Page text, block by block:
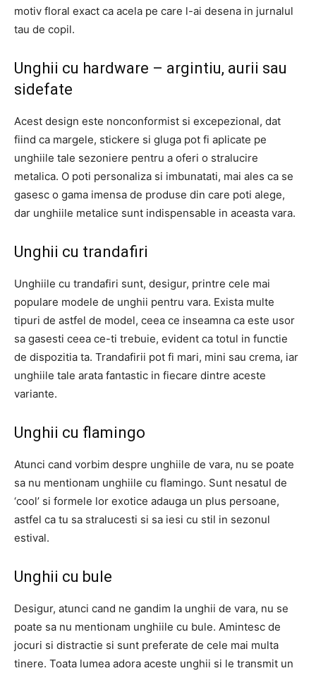
motiv floral exact ca acela pe care l-ai desena in jurnalul
tau de copil.
Unghii cu hardware – argintiu, aurii sau
sidefate
Acest design este nonconformist si excepezional, dat
fiind ca margele, stickere si gluga pot fi aplicate pe
unghiile tale sezoniere pentru a oferi o stralucire
metalica. O poti personaliza si imbunatati, mai ales ca se
gasesc o gama imensa de produse din care poti alege,
dar unghiile metalice sunt indispensable in aceasta vara.
Unghii cu trandafiri
Unghiile cu trandafiri sunt, desigur, printre cele mai
populare modele de unghii pentru vara. Exista multe
tipuri de astfel de model, ceea ce inseamna ca este usor
sa gasesti ceea ce-ti trebuie, evident ca totul in functie
de dispozitia ta. Trandafirii pot fi mari, mini sau crema, iar
unghiile tale arata fantastic in fiecare dintre aceste
variante.
Unghii cu flamingo
Atunci cand vorbim despre unghiile de vara, nu se poate
sa nu mentionam unghiile cu flamingo. Sunt nesatul de
‘cool’ si formele lor exotice adauga un plus persoane,
astfel ca tu sa stralucesti si sa iesi cu stil in sezonul
estival.
Unghii cu bule
Desigur, atunci cand ne gandim la unghii de vara, nu se
poate sa nu mentionam unghiile cu bule. Amintesc de
jocuri si distractie si sunt preferate de cele mai multa
tinere. Toata lumea adora aceste unghii si le transmit un